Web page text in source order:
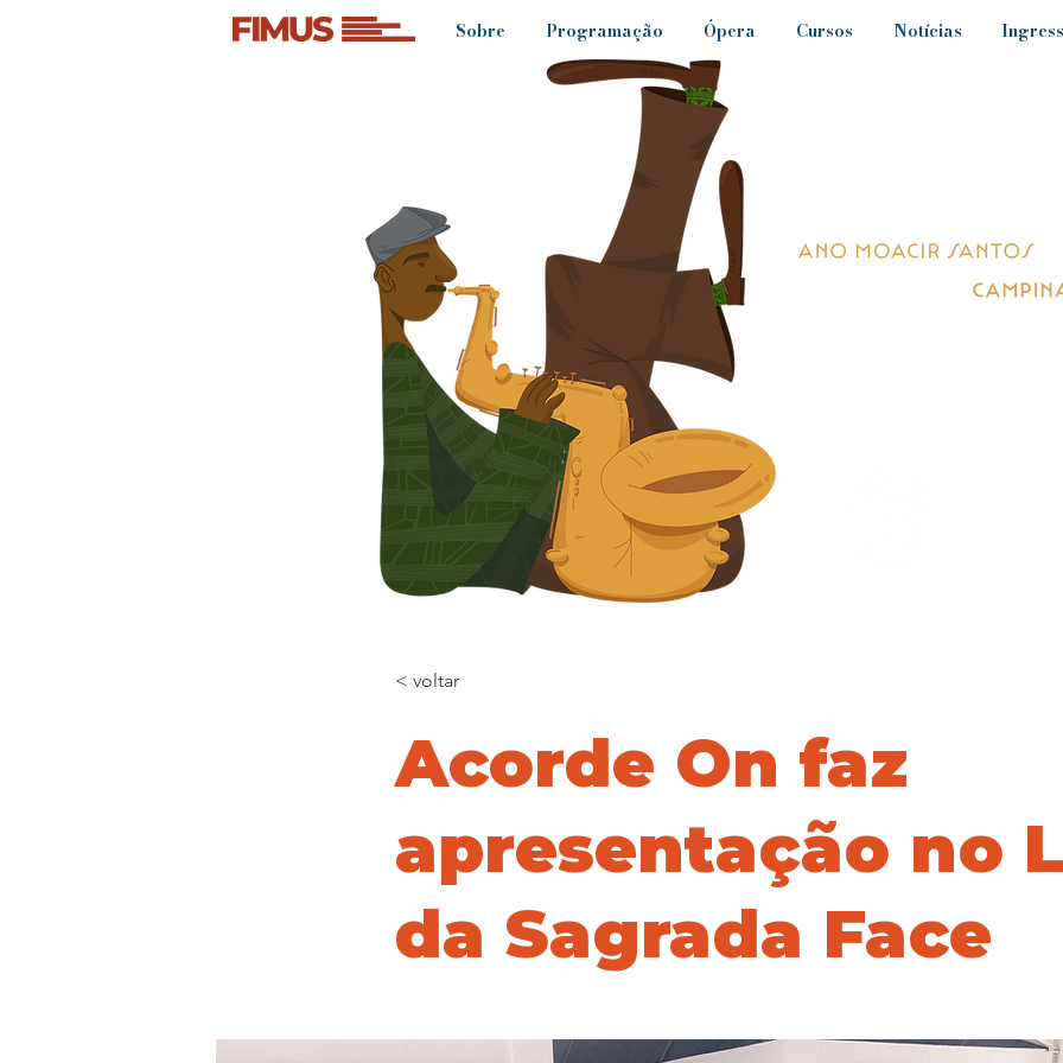
Sobre Programação Ópera Cursos Notícias
< voltar
Acorde On faz
apresentação no
da Sagrada Face